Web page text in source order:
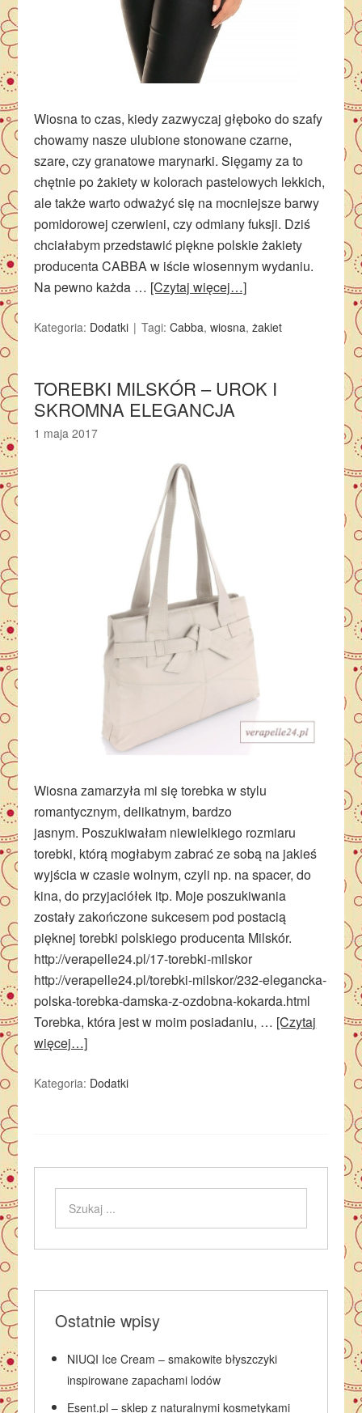
Wiosna to czas, kiedy zazwyczaj głęboko do szafy
chowamy nasze ulubione stonowane czarne,
szare, czy granatowe marynarki. Sięgamy za to
chętnie po żakiety w kolorach pastelowych lekkich,
ale także warto odważyć się na mocniejsze barwy
pomidorowej czerwieni, czy odmiany fuksji. Dziś
chciałabym przedstawić piękne polskie żakiety
producenta CABBA w iście wiosennym wydaniu.
Na pewno każda … [Czytaj więcej…]
Kategoria: Dodatki Tagi:Cabba,wiosna,żakiet
TOREBKI MILSKÓR – UROK I
SKROMNA ELEGANCJA
1 maja 2017
Wiosna zamarzyła mi się torebka w stylu
romantycznym, delikatnym, bardzo
jasnym. Poszukiwałam niewielkiego rozmiaru
torebki, którą mogłabym zabrać ze sobą na jakieś
wyjścia w czasie wolnym, czyli np. na spacer, do
kina, do przyjaciółek itp. Moje poszukiwania
zostały zakończone sukcesem pod postacią
pięknej torebki polskiego producenta Milskór.
http://verapelle24.pl/17-torebki-milskor
http://verapelle24.pl/torebki-milskor/232-elegancka-
polska-torebka-damska-z-ozdobna-kokarda.html
Torebka, która jest w moim posiadaniu, … [Czytaj
więcej…]
Kategoria: Dodatki
Ostatnie wpisy
NIUQI Ice Cream – smakowite błyszczyki
inspirowane zapachami lodów
Esent.pl – sklep z naturalnymi kosmetykami